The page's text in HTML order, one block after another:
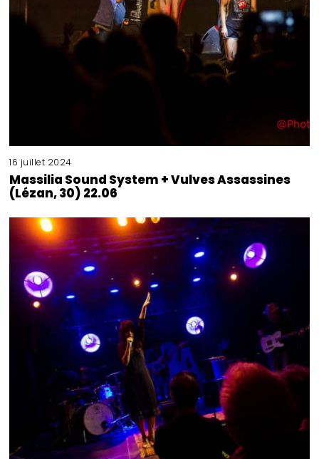
16 juillet 2024
Massilia Sound System + Vulves Assassines
(Lézan, 30) 22.06